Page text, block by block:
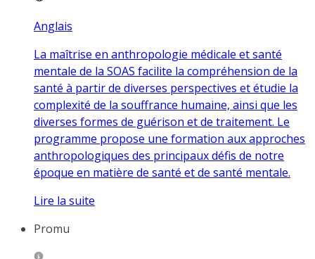
Anglais
La maîtrise en anthropologie médicale et santé
mentale de la SOAS facilite la compréhension de la
santé à partir de diverses perspectives et étudie la
complexité de la souffrance humaine, ainsi que les
diverses formes de guérison et de traitement. Le
programme propose une formation aux approches
anthropologiques des principaux défis de notre
époque en matière de santé et de santé mentale.
Lire la suite
Promu